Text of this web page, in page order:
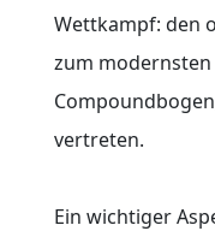
Wettkampf: den
zum
vertreten.
Ein wichtiger